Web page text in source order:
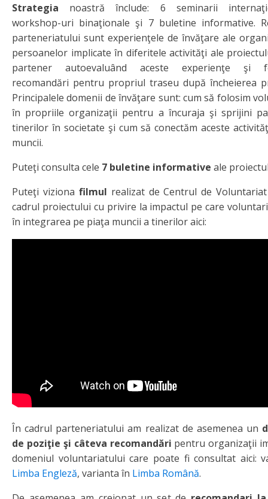
Strategia noastră înclude: 6 seminarii
workshop-uri binaţionale şi 7 buletine informative.
parteneriatului sunt experienţele de învăţare ale
persoanelor implicate în diferitele activităţi ale
partener autoevaluând aceste experienţe şi
recomandări pentru propriul traseu după încheierea
Principalele domenii de învăţare sunt: cum să folosim
în propriile organizaţii pentru a încuraja şi sprijini
tinerilor în societate şi cum să conectăm aceste
muncii.
Puteţi consulta cele 7 buletine informative ale
Puteţi viziona filmul realizat de Centrul de
cadrul proiectului cu privire la impactul pe care
în integrarea pe piaţa muncii a tinerilor aici:
În cadrul parteneriatului am realizat de asemenea un
de poziţie şi câteva recomandări pentru organizaţii
domeniul voluntariatului care poate fi consultat aici:
Limba Engleză, varianta în Limba Română.